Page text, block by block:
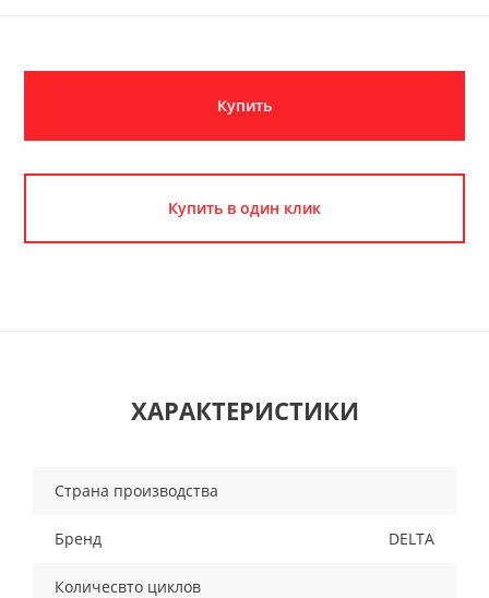
Купить
Купить в один клик
ХАРАКТЕРИСТИКИ
Страна производства
Бренд DELTA
Количесвто циклов